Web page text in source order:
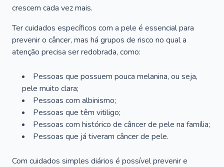
crescem cada vez mais.
Ter cuidados específicos com a pele é essencial para
prevenir o câncer, mas há grupos de risco no qual a
atenção precisa ser redobrada, como:
Pessoas que possuem pouca melanina, ou seja,
pele muito clara;
Pessoas com albinismo;
Pessoas que têm vitiligo;
Pessoas com histórico de câncer de pele na família;
Pessoas que já tiveram câncer de pele.
Com cuidados simples diários é possível prevenir e